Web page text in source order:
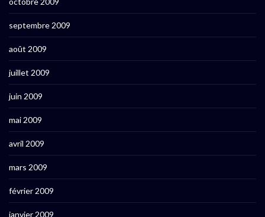
septembre 2009
août 2009
juillet 2009
juin 2009
mai 2009
avril 2009
mars 2009
février 2009
janvier 2009